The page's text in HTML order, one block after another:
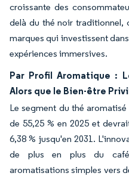
croissante des
delà du thé noir traditionnel,
marques qui investissent
expériences immersives.
Par Profil Aromatique :
Alors que le Bien-être
Le segment du thé
de 55,25 % en 2025 et
6,38 % jusqu'en 2031.
de plus en plus du
aromatisations simples vers